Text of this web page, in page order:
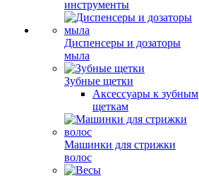
инструменты
Диспенсеры и дозаторы
мыла
Зубные щетки
Аксессуары к зубным
щеткам
Машинки для стрижки
волос